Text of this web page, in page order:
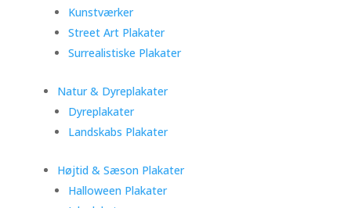
Kunstværker
Street Art Plakater
Surrealistiske Plakater
Natur & Dyreplakater
Dyreplakater
Landskabs Plakater
Højtid & Sæson Plakater
Halloween Plakater